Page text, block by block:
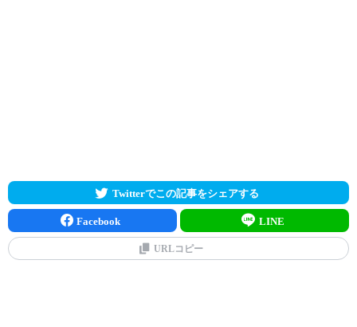
Twitterでこの記事をシェアする
Facebook LINE
URLコピー